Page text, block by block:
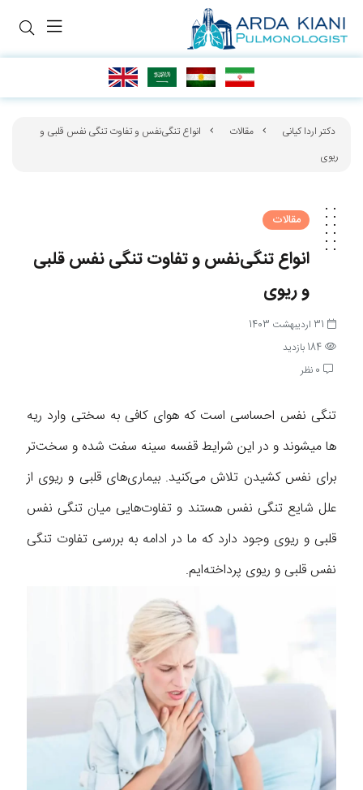
دکتر اردا کیانی مقالات
انواع تنگی‌نفس و تفاوت تنگی نفس قلبی و
ریوی
مقالات
انواع تنگی‌نفس و تفاوت تنگی نفس قلبی
و ریوی
31 اردیبهشت 1403
184 بازدید
0 نظر
تنگی نفس احساسی است که هوای کافی به سختی وارد ریه
ها میشوند و در این شرایط قفسه سینه سفت شده و سخت‌تر
برای نفس کشیدن تلاش می‌کنید. بیماری‌های قلبی و ریوی از
علل شایع تنگی نفس هستند و تفاوت‌هایی میان تنگی نفس
قلبی و ریوی وجود دارد که ما در ادامه به بررسی تفاوت تنگی
نفس قلبی و ریوی پرداخته‌ایم.